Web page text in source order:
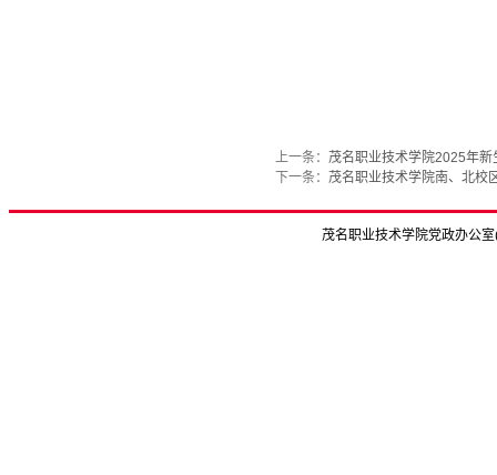
上一条： 茂名职业技术学院2025年
下一条： 茂名职业技术学院南、北校
茂名职业技术学院党政办公